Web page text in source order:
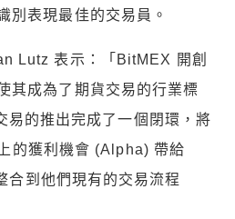
別表現最佳的交易員。
Lutz 表示：「BitMEX 開創
其成為了期貨交易的行業標
的推出完成了一個閉環，將
的獲利機會 (Alpha) 帶給
合到他們現有的交易流程